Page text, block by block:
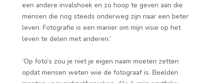
een andere invalshoek en zo hoop te geven aan die
mensen die nog steeds onderweg zijn naar een beter
leven. Fotografie is een manier om mijn visie op het
leven te delen met anderen.’
‘Op foto’s zou je niet je eigen naam moeten zetten
opdat mensen weten wie de fotograaf is. Beelden